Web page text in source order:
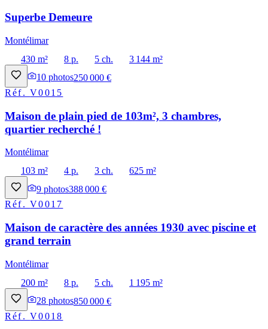
Superbe Demeure
Montélimar
430 m²
8 p. 5 ch.
3 144 m²
10 photos250 000 €
Réf.V0015
Maison de plain pied de 103m², 3 chambres,
quartier recherché !
Montélimar
103 m²
4 p. 3 ch.
625 m²
9 photos388 000 €
Réf.V0017
Maison de caractère des années 1930 avec piscine et
grand terrain
Montélimar
200 m²
8 p. 5 ch.
1 195 m²
28 photos850 000 €
Réf.V0018